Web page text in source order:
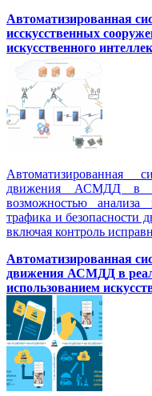
Автоматизированная
исскусственных
искусственного
Автоматизированная
движения АСМДД в
возможностью
трафика и безопасности
включая контроль
Автоматизированная
движения АСМДД в
использованием